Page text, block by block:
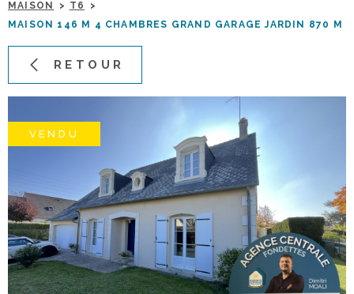
NOTRE
MAISON
T6
MAISON 146 M 4 CHAMBRES GRAND GARAGE JARDIN 870 M
RETOUR
VENDU